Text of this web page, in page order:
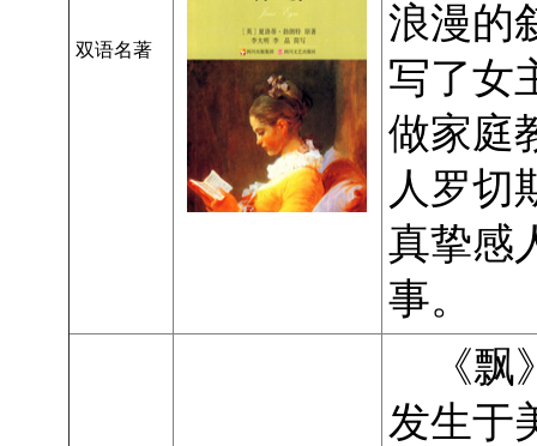
双语名著
浪漫的
写了女
做家庭
人罗切
真挚感
事。
《飘
发生于